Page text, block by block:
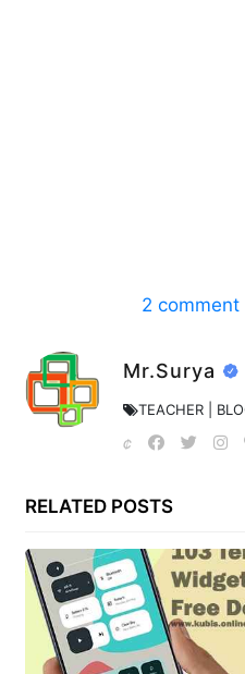
2 comment
Mr.Surya
TEACHER |
RELATED POSTS